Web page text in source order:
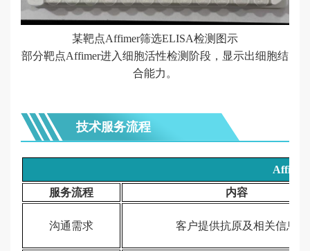
某靶点Affimer筛选ELISA检测图示
部分靶点Affimer进入细胞活性检测阶段，显示出细胞结
合能力。
技术服务流程
Affimer
服务流程
内容
沟通需求 客户提供抗原及相关信息